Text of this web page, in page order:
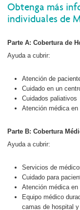
Obtenga más
individuales de
Parte A: Cobertura de
Ayuda a cubrir:
Atención de
Cuidado en un
Cuidados paliativos
Atención médica en
Parte B: Cobertura
Ayuda a cubrir:
Servicios de
Cuidado para
Atención médica en
Equipo médico
camas de hospital